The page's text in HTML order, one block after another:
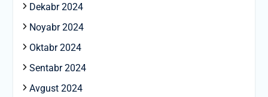
Dekabr 2024
Noyabr 2024
Oktabr 2024
Sentabr 2024
Avgust 2024